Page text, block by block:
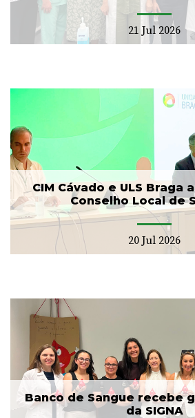
21 Jul 2026
CIM Cávado e ULS Braga
Conselho Local de
20 Jul 2026
Banco de Sangue recebe
da SIGNA